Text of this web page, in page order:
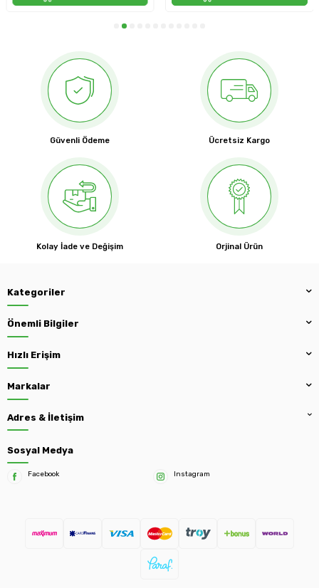
Güvenli Ödeme Ücretsiz Kargo
Kolay İade ve Değişim Orjinal Ürün
Kategoriler
Önemli Bilgiler
Hızlı Erişim
Markalar
Adres & İletişim
Sosyal Medya
Facebook Instagram